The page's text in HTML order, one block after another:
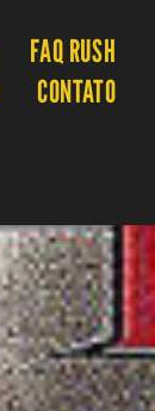
FAQ RUSH
CONTATO